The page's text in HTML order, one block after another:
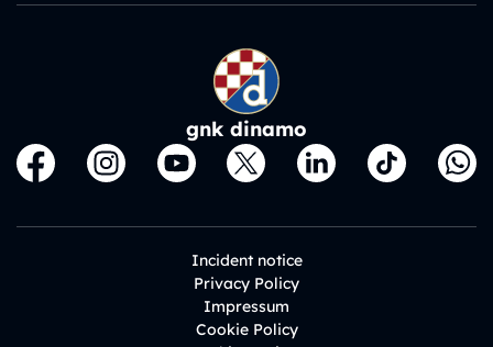
gnk dinamo
Incident notice
Privacy Policy
Impressum
Cookie Policy